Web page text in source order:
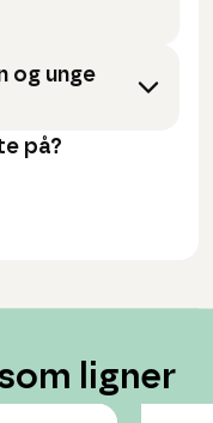
og unge
på?
ligner